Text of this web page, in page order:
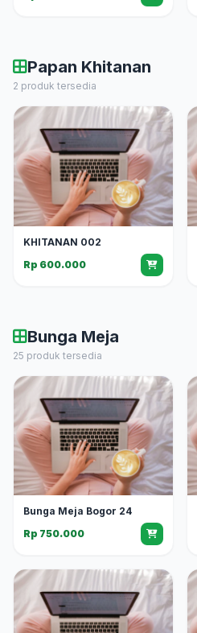
Papan Khitanan
2 produk tersedia
KHITANAN 002
Rp 600.000
Bunga Meja
25 produk tersedia
Bunga Meja Bogor 24
Rp 750.000